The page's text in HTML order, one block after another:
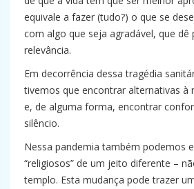
equivale a fazer (tudo?) o que se
com algo que seja agradável, que dê
relevância.
Em decorrência dessa tragédia
tivemos que encontrar alternativas à
e, de alguma forma, encontrar
silêncio.
Nessa pandemia também podemos
“religiosos” de um jeito diferente –
templo. Esta mudança pode trazer